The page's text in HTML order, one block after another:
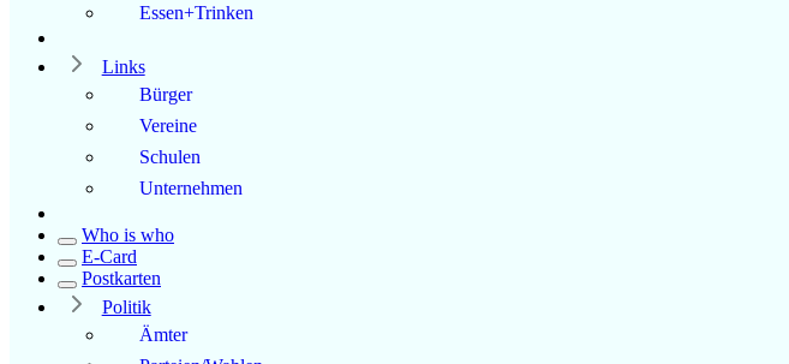
Essen+Trinken
Links
Bürger
Vereine
Schulen
Unternehmen
Who is who
E-Card
Postkarten
Politik
Ämter